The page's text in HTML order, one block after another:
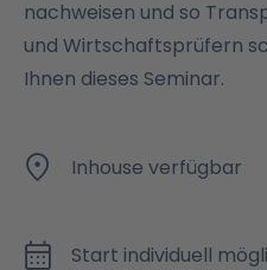
nachweisen und so
und Wirtschaftsprüfern
Ihnen dieses Seminar.
Inhouse verfügbar
Start individuell